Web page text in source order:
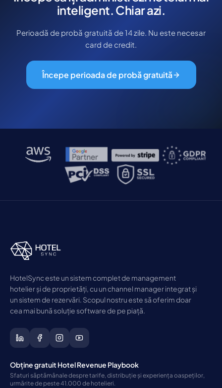
inteligent. Chiar azi.
Perioadă de probă gratuită de 14 zile. Nu este necesar
card de credit.
Începe perioada de probă gratuită
HotelSync este un sistem complet de management
hotelier și de proprietăți, cu un channel manager integrat și
un sistem de rezervări. Scopul nostru este să oferim doar
cea mai bună soluție software de pe piață.
Obține gratuit Hotel Revenue Playbook
Sfaturi săptămânale despre tarife, distribuție și experiența oaspeților,
urmărite de peste 41.000 de hotelieri.